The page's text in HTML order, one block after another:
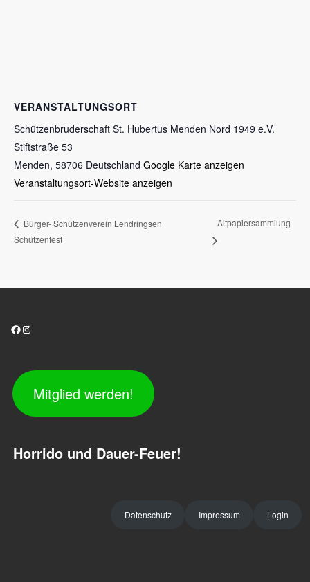
VERANSTALTUNGSORT
Schützenbruderschaft St. Hubertus Menden Nord 1949 e.V.
Stiftstraße 53
Menden, 58706 Deutschland Google Karte anzeigen
Veranstaltungsort-Website anzeigen
Bürger- Schützenverein Lendringsen
Schützenfest
Altpapiersammlung
Facebook
Instagram
Mitglied werden!
Horrido und Dauer-Feuer!
Datenschutz Impressum Login